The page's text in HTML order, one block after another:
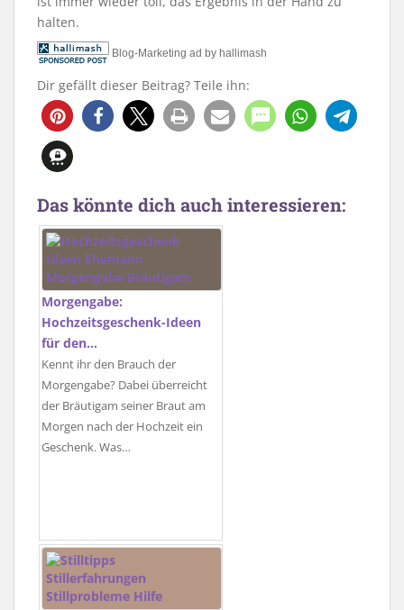
halten.
Blog-Marketing ad by hallimash
Dir gefällt dieser Beitrag? Teile ihn:
Das könnte dich auch interessieren:
Morgengabe:
Hochzeitsgeschenk-Ideen
für den…
Kennt ihr den Brauch der
Morgengabe? Dabei überreicht
der Bräutigam seiner Braut am
Morgen nach der Hochzeit ein
Geschenk. Was…